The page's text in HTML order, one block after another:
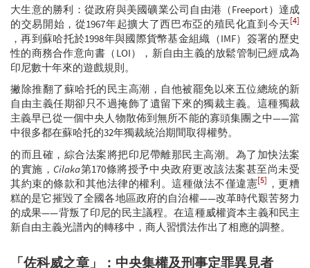
大生意的勝利：從政府與美國礦業公司自由港（Freeport）達成
的交易開始，從1967年起擴大了西巴布亞的殖民化直到今天 [4]
，再到蘇哈托於1998年與國際貨幣基金組織（IMF）簽署的歷史
性的商務合作意向書（LOI），新自由主義的放鬆管制已經成為
印尼數十年來的遊戲規則。
撇除推翻了蘇哈托的民主高潮，自他被罷免以來五位總統的新
自由主義任期卻只不過掩飾了遺留下來的獨裁主義。這種獨裁
主義早已從一個中央人物散佈到無所不能的寡頭集團之中——當
中很多都在蘇哈托的32年獨裁統治期間取得權勢。
的而且確，綜合法案將把印尼帶離那民主高潮。為了加快法案
的實施， Cilaka第170條將授予中央政府更改該法案甚至尚未受
其約束的條款和其他法律的權利。這種做法不僅違憲[5] ，更糟
糕的是它摧毀了全國各地區政府的自治權——改革時代艱苦努力
的成果——背叛了印尼的民主議程。在這種威權資本主義和民主
新自由主義光譜內的轉移中，商人習慣法作出了相應的調整。
「佐科威之章」：中央集權及刑事定罪異見者